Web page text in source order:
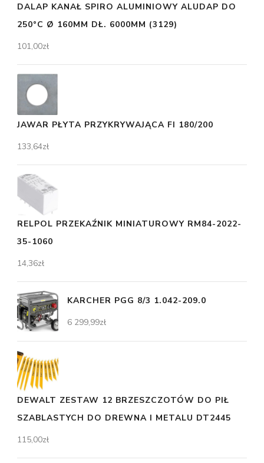
DALAP KANAŁ SPIRO ALUMINIOWY ALUDAP DO
250°C Ø 160MM DŁ. 6000MM (3129)
101,00zł
JAWAR PŁYTA PRZYKRYWAJĄCA FI 180/200
133,64zł
RELPOL PRZEKAŹNIK MINIATUROWY RM84-2022-
35-1060
14,36zł
KARCHER PGG 8/3 1.042-209.0
6 299,99zł
DEWALT ZESTAW 12 BRZESZCZOTÓW DO PIŁ
SZABLASTYCH DO DREWNA I METALU DT2445
115,00zł